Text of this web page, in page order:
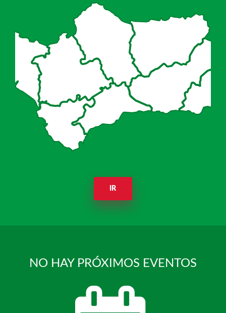
IR
NO HAY PRÓXIMOS EVENTOS